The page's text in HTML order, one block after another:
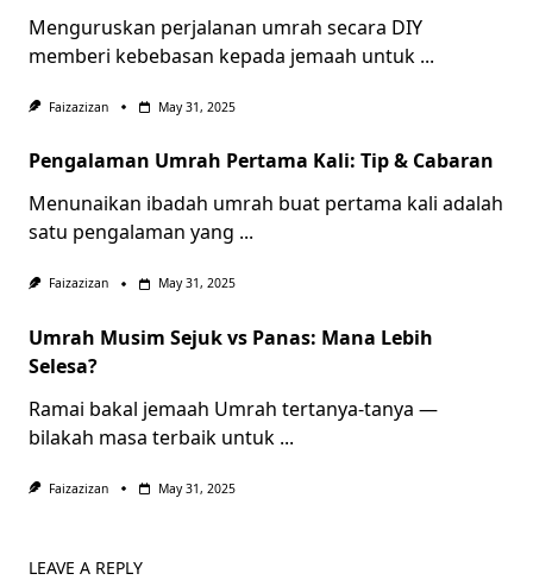
Menguruskan perjalanan umrah secara DIY
memberi kebebasan kepada jemaah untuk ...
Faizazizan May 31, 2025
Pengalaman Umrah Pertama Kali: Tip & Cabaran
Menunaikan ibadah umrah buat pertama kali adalah
satu pengalaman yang ...
Faizazizan May 31, 2025
Umrah Musim Sejuk vs Panas: Mana Lebih
Selesa?
Ramai bakal jemaah Umrah tertanya-tanya —
bilakah masa terbaik untuk ...
Faizazizan May 31, 2025
LEAVE A REPLY